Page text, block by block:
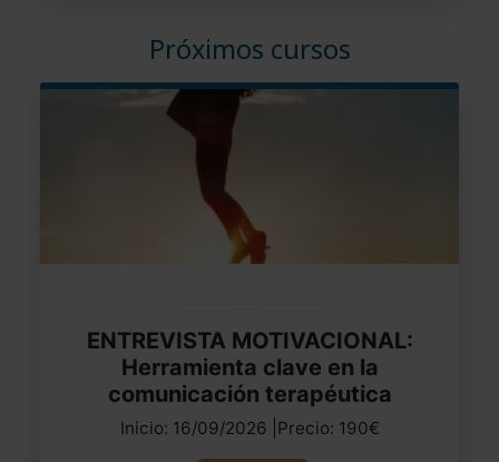
Próximos cursos
ENTREVISTA MOTIVACIONAL:
Herramienta clave en la
comunicación terapéutica
Inicio: 16/09/2026 |Precio: 190€